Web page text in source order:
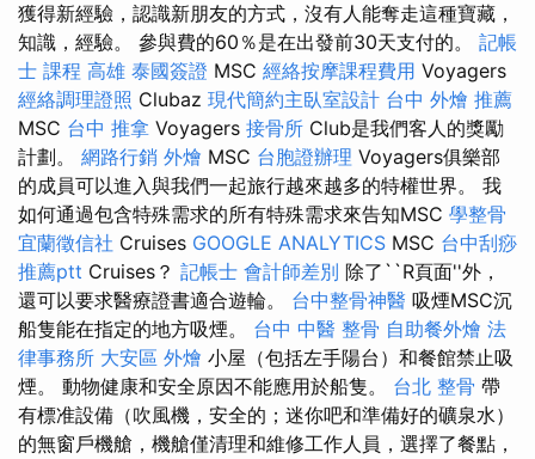
獲得新經驗，認識新朋友的方式，沒有人能奪走這種寶藏，
知識，經驗。 參與費的60％是在出發前30天支付的。 記帳
士 課程 高雄 泰國簽證 MSC 經絡按摩課程費用 Voyagers
經絡調理證照 Clubaz 現代簡約主臥室設計 台中 外燴 推薦
MSC 台中 推拿 Voyagers 接骨所 Club是我們客人的獎勵
計劃。 網路行銷 外燴 MSC 台胞證辦理 Voyagers俱樂部
的成員可以進入與我們一起旅行越來越多的特權世界。 我
如何通過包含特殊需求的所有特殊需求來告知MSC 學整骨
宜蘭徵信社 Cruises GOOGLE ANALYTICS MSC 台中刮痧
推薦ptt Cruises？ 記帳士 會計師差別 除了``R頁面''外，
還可以要求醫療證書適合遊輪。 台中整骨神醫 吸煙MSC沉
船隻能在指定的地方吸煙。 台中 中醫 整骨 自助餐外燴 法
律事務所 大安區 外燴 小屋（包括左手陽台）和餐館禁止吸
煙。 動物健康和安全原因不能應用於船隻。 台北 整骨 帶
有標准設備（吹風機，安全的；迷你吧和準備好的礦泉水）
的無窗戶機艙，機艙僅清理和維修工作人員，選擇了餐點，